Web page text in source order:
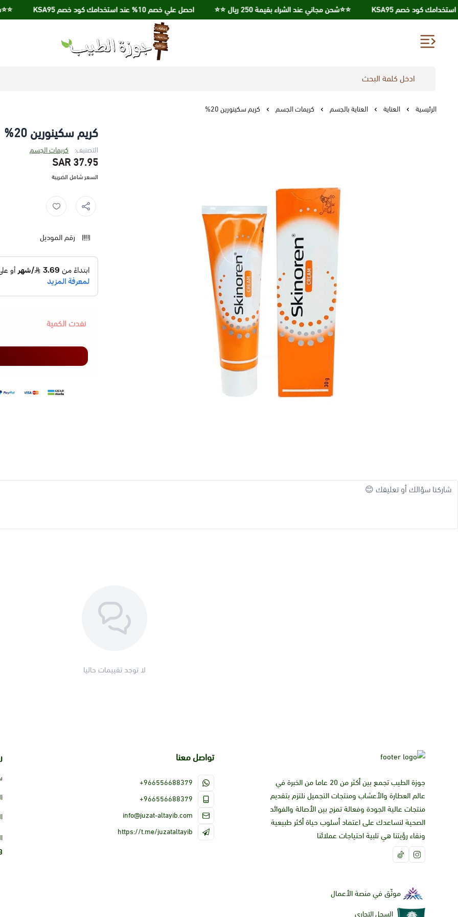
⭐️⭐️شحن مجاني عند الشراء بقيمة 250 ريال ⭐️⭐️ احصل علي خصم 10% عند استخدامك كود خصم KSA95 ⭐️⭐️شحن
جوزة الطيب
الرئيسية العناية العناية بالجسم كريمات الجسم كريم سكينورين 20%
كريم سكينورين 20%
التصنيف: كريمات الجسم
37.95 SAR
السعر شامل الضريبة
رقم الموديل
نفدت الكمية
لا توجد تقييمات حاليا
جوزة الطيب تجمع بين أكثر من 20 عاما من الخبرة في
عالم العطارة والأعشاب ومنتجات التجميل نلتزم بتقديم
منتجات عالية الجودة وفعالة تمزج بين الأصالة والفوائد
الصحية لنساعدك على اعتماد أسلوب حياة أكثر طبيعية
ونقاء رؤيتنا هي تلبية احتياجات عملائنا
موثّق في منصة الأعمال
السجل التجاري
تواصل معنا
+966556688379
+966556688379
info@juzat-altayib.com
https://t.me/juzataltayib